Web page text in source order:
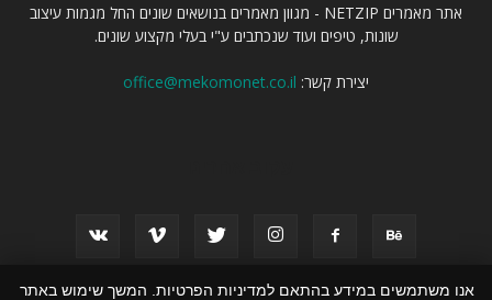
אתר מאמרים NETZIP - מגוון מאמרים בנושאים שונים החל מגמות עיצוב
שונות, טיפים ועוד שנכתבים ע"י בעלי מקצוע שונים.
יצירת קשר: office@mekomonet.co.il
אנו משתמשים במידע בהתאם למדיניות הפרטיות. המשך שימוש באתר